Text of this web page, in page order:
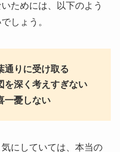
ためには、以下のよう
しょう。
通りに受け取る
を深く考えすぎない
一憂しない
にしていては、本当の